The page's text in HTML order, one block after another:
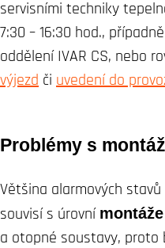
servisními techniky
7:30 – 16:30 hod.,
oddělení IVAR CS, nebo
výjezd či uvedení do
Problémy s
Většina alarmových
souvisí s úrovní montáže
a otopné soustavy, proto